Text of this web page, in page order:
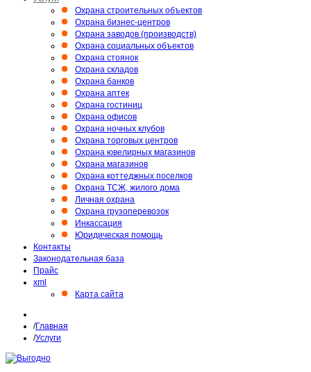
Охрана строительных объектов
Охрана бизнес-центров
Охрана заводов (производств)
Охрана социальных объектов
Охрана стоянок
Охрана складов
Охрана банков
Охрана аптек
Охрана гостиниц
Охрана офисов
Охрана ночных клубов
Охрана торговых центров
Охрана ювелирных магазинов
Охрана магазинов
Охрана коттеджных поселков
Охрана ТСЖ, жилого дома
Личная охрана
Охрана грузоперевозок
Инкассация
Юридическая помощь
Контакты
Законодательная база
Прайс
xml
Карта сайта
Главная
Услуги